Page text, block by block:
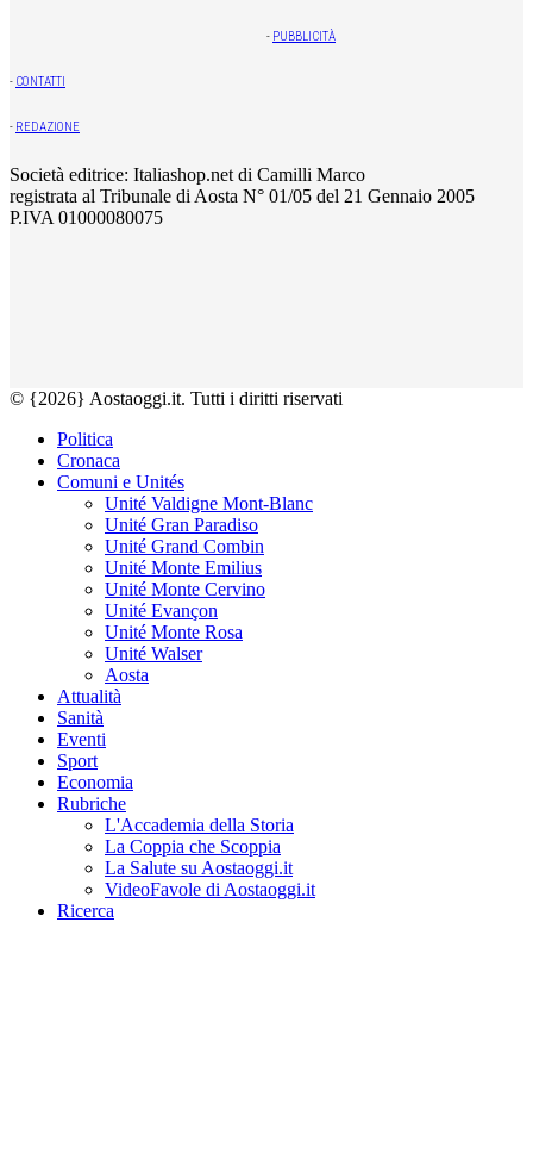
- PUBBLICITÀ
- CONTATTI
- REDAZIONE
Società editrice: Italiashop.net di Camilli Marco
registrata al Tribunale di Aosta N° 01/05 del 21 Gennaio 2005
P.IVA 01000080075
© {2026} Aostaoggi.it. Tutti i diritti riservati
Politica
Cronaca
Comuni e Unités
Unité Valdigne Mont-Blanc
Unité Gran Paradiso
Unité Grand Combin
Unité Monte Emilius
Unité Monte Cervino
Unité Evançon
Unité Monte Rosa
Unité Walser
Aosta
Attualità
Sanità
Eventi
Sport
Economia
Rubriche
L'Accademia della Storia
La Coppia che Scoppia
La Salute su Aostaoggi.it
VideoFavole di Aostaoggi.it
Ricerca